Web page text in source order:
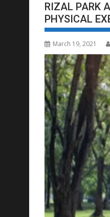
RIZAL PARK
PHYSICAL
March 19, 2021